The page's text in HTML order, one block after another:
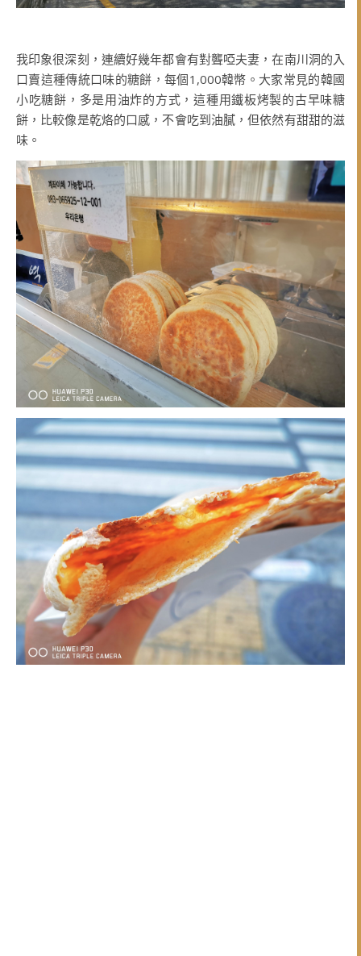
我印象很深刻，連續好幾年都會有對聾啞夫妻，在南川洞的入
口賣這種傳統口味的糖餅，每個1,000韓幣。大家常見的韓國
小吃糖餅，多是用油炸的方式，這種用鐵板烤製的古早味糖
餅，比較像是乾烙的口感，不會吃到油膩，但依然有甜甜的滋
味。